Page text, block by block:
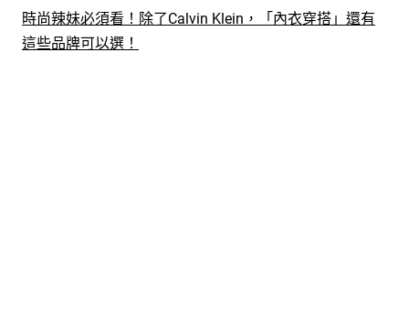
時尚辣妹必須看！除了Calvin Klein，「內衣穿搭」還有
這些品牌可以選！